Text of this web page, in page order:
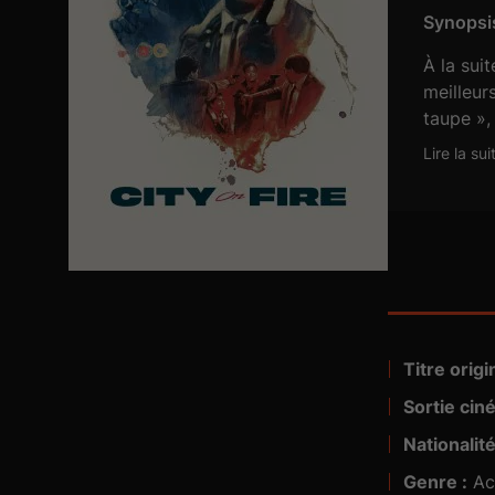
À la
taupe
un
Lire la
Titre
Sortie
Genre :